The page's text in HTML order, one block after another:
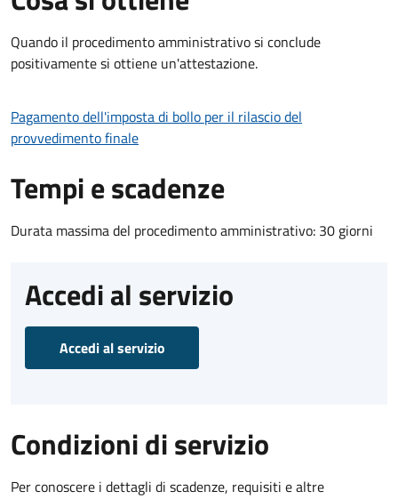
Quando il procedimento amministrativo si conclude
positivamente si ottiene un'attestazione.
Pagamento dell'imposta di bollo per il rilascio del
provvedimento finale
Tempi e scadenze
Durata massima del procedimento amministrativo: 30 giorni
Accedi al servizio
Accedi al servizio
Condizioni di servizio
Per conoscere i dettagli di scadenze, requisiti e altre